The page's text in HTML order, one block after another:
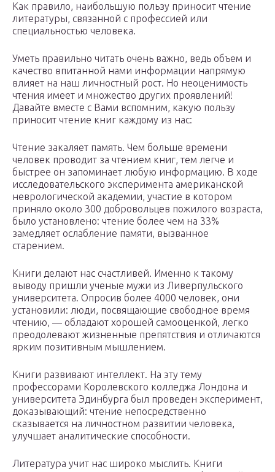
Как правило, наибольшую пользу приносит чтение
литературы, связанной с профессией или
специальностью человека.
Уметь правильно читать очень важно, ведь объем и
качество впитанной нами информации напрямую
влияет на наш личностный рост. Но неоценимость
чтения имеет и множество других проявлений!
Давайте вместе с Вами вспомним, какую пользу
приносит чтение книг каждому из нас:
Чтение закаляет память. Чем больше времени
человек проводит за чтением книг, тем легче и
быстрее он запоминает любую информацию. В ходе
исследовательского эксперимента американской
неврологической академии, участие в котором
приняло около 300 добровольцев пожилого возраста,
было установлено: чтение более чем на 33%
замедляет ослабление памяти, вызванное
старением.
Книги делают нас счастливей. Именно к такому
выводу пришли ученые мужи из Ливерпульского
университета. Опросив более 4000 человек, они
установили: люди, посвящающие свободное время
чтению, — обладают хорошей самооценкой, легко
преодолевают жизненные препятствия и отличаются
ярким позитивным мышлением.
Книги развивают интеллект. На эту тему
профессорами Королевского колледжа Лондона и
университета Эдинбурга был проведен эксперимент,
доказывающий: чтение непосредственно
сказывается на личностном развитии человека,
улучшает аналитические способности.
Литература учит нас широко мыслить. Книги